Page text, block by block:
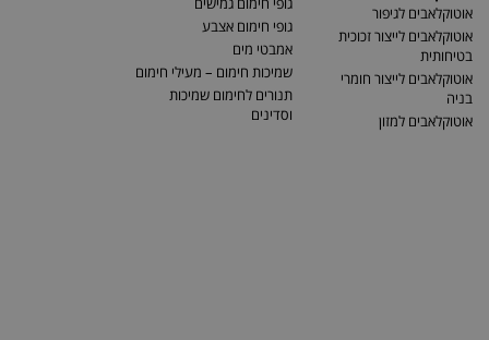
אוטוקלאבים לגיפור
אוטוקלאבים לייצור זכוכית
בטיחותית
אוטוקלאבים לייצור חומרי
בניה
אוטוקלאבים למזון
גופי חימום אצבע
אמבטי מים
שמיכות חימום – מעילי חימום
תנורים לחימום שמיכות
וסדינים